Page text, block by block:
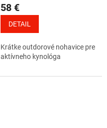
58 €
DETAIL
Krátke outdorové nohavice pre
aktívneho kynológa